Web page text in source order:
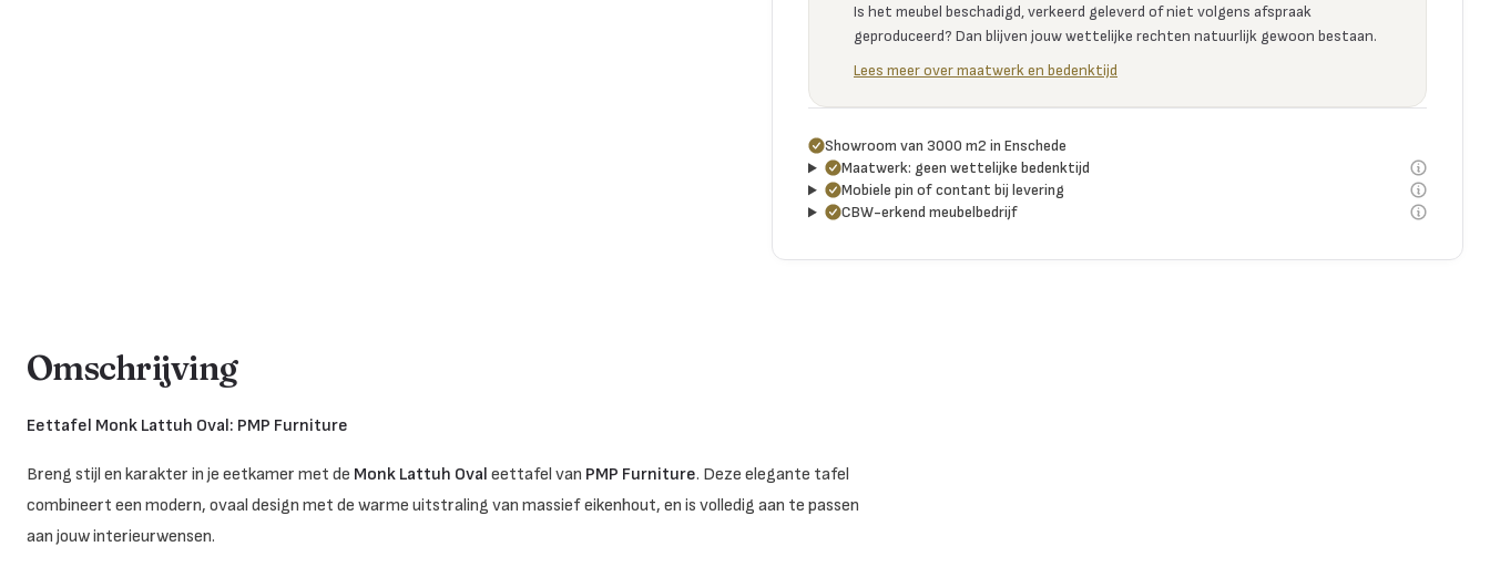
Is het meubel beschadigd, verkeerd geleverd of niet volgens afspraak
geproduceerd? Dan blijven jouw wettelijke rechten natuurlijk gewoon bestaan.
Lees meer over maatwerk en bedenktijd
Showroom van 3000 m2 in Enschede
Maatwerk: geen wettelijke bedenktijd
Mobiele pin of contant bij levering
CBW-erkend meubelbedrijf
Omschrijving
Eettafel Monk Lattuh Oval: PMP Furniture
Breng stijl en karakter in je eetkamer met de Monk Lattuh Oval eettafel van PMP Furniture. Deze elegante tafel
combineert een modern, ovaal design met de warme uitstraling van massief eikenhout, en is volledig aan te passen
aan jouw interieurwensen.